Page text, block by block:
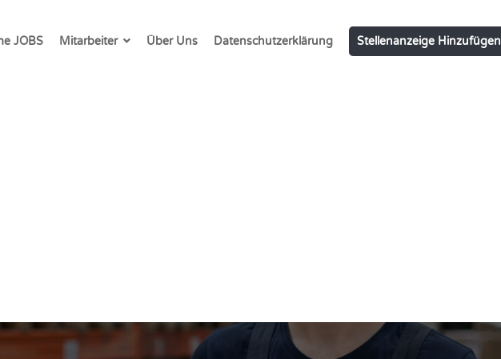
JOBS Mitarbeiter Über Uns Datenschutzerklärung Stellenanzeige Hinzufügen